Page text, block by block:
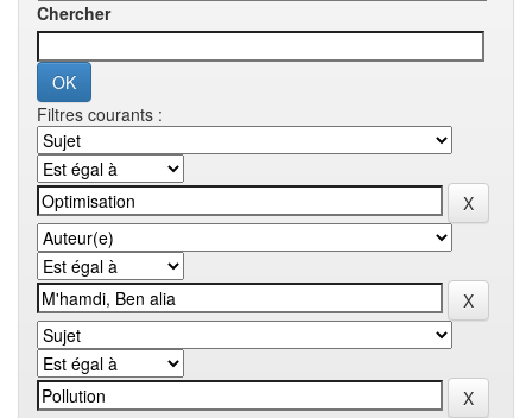
Chercher
Filtres courants :